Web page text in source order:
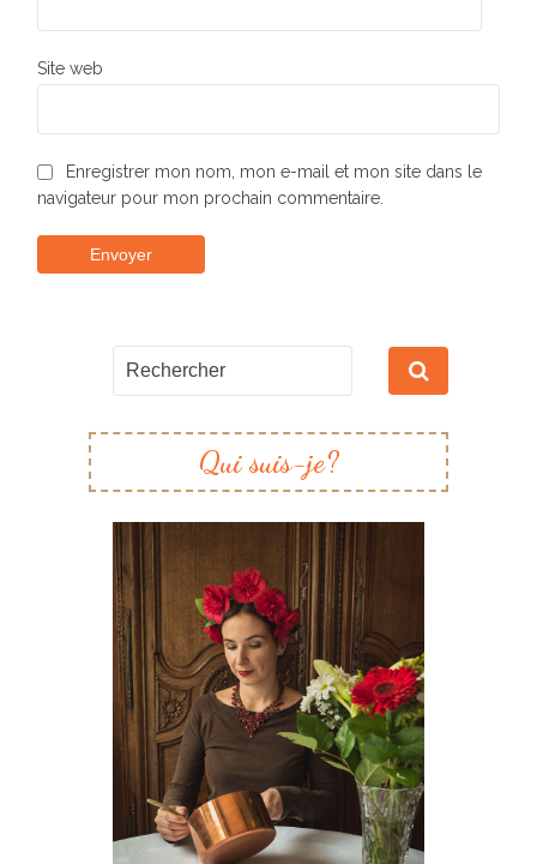
Site web
Enregistrer mon nom, mon e-mail et mon site dans le
navigateur pour mon prochain commentaire.
Qui suis-je?